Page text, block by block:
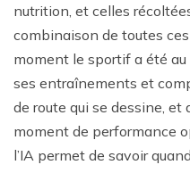
nutrition, et celles
combinaison de toutes
moment le sportif a été
ses entraînements et
de route qui se dessine, et
moment de performance
l’IA permet de savoir